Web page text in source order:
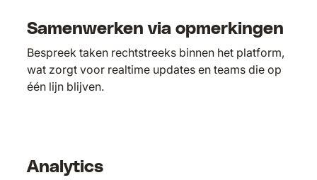
Samenwerken via opmerkingen
Bespreek taken rechtstreeks binnen het platform,
wat zorgt voor realtime updates en teams die op
één lijn blijven.
Analytics